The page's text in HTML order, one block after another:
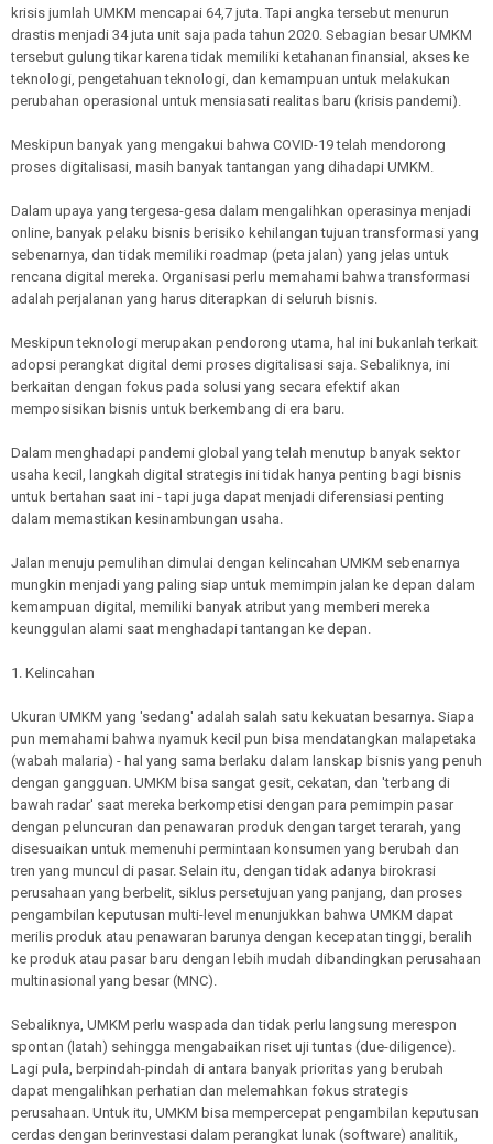
krisis jumlah UMKM mencapai 64,7 juta. Tapi angka tersebut menurun
drastis menjadi 34 juta unit saja pada tahun 2020. Sebagian besar UMKM
tersebut gulung tikar karena tidak memiliki ketahanan finansial, akses ke
teknologi, pengetahuan teknologi, dan kemampuan untuk melakukan
perubahan operasional untuk mensiasati realitas baru (krisis pandemi).
Meskipun banyak yang mengakui bahwa COVID-19 telah mendorong
proses digitalisasi, masih banyak tantangan yang dihadapi UMKM.
Dalam upaya yang tergesa-gesa dalam mengalihkan operasinya menjadi
online, banyak pelaku bisnis berisiko kehilangan tujuan transformasi yang
sebenarnya, dan tidak memiliki roadmap (peta jalan) yang jelas untuk
rencana digital mereka. Organisasi perlu memahami bahwa transformasi
adalah perjalanan yang harus diterapkan di seluruh bisnis.
Meskipun teknologi merupakan pendorong utama, hal ini bukanlah terkait
adopsi perangkat digital demi proses digitalisasi saja. Sebaliknya, ini
berkaitan dengan fokus pada solusi yang secara efektif akan
memposisikan bisnis untuk berkembang di era baru.
Dalam menghadapi pandemi global yang telah menutup banyak sektor
usaha kecil, langkah digital strategis ini tidak hanya penting bagi bisnis
untuk bertahan saat ini - tapi juga dapat menjadi diferensiasi penting
dalam memastikan kesinambungan usaha.
Jalan menuju pemulihan dimulai dengan kelincahan UMKM sebenarnya
mungkin menjadi yang paling siap untuk memimpin jalan ke depan dalam
kemampuan digital, memiliki banyak atribut yang memberi mereka
keunggulan alami saat menghadapi tantangan ke depan.
1. Kelincahan
Ukuran UMKM yang 'sedang' adalah salah satu kekuatan besarnya. Siapa
pun memahami bahwa nyamuk kecil pun bisa mendatangkan malapetaka
(wabah malaria) - hal yang sama berlaku dalam lanskap bisnis yang penuh
dengan gangguan. UMKM bisa sangat gesit, cekatan, dan 'terbang di
bawah radar' saat mereka berkompetisi dengan para pemimpin pasar
dengan peluncuran dan penawaran produk dengan target terarah, yang
disesuaikan untuk memenuhi permintaan konsumen yang berubah dan
tren yang muncul di pasar. Selain itu, dengan tidak adanya birokrasi
perusahaan yang berbelit, siklus persetujuan yang panjang, dan proses
pengambilan keputusan multi-level menunjukkan bahwa UMKM dapat
merilis produk atau penawaran barunya dengan kecepatan tinggi, beralih
ke produk atau pasar baru dengan lebih mudah dibandingkan perusahaan
multinasional yang besar (MNC).
Sebaliknya, UMKM perlu waspada dan tidak perlu langsung merespon
spontan (latah) sehingga mengabaikan riset uji tuntas (due-diligence).
Lagi pula, berpindah-pindah di antara banyak prioritas yang berubah
dapat mengalihkan perhatian dan melemahkan fokus strategis
perusahaan. Untuk itu, UMKM bisa mempercepat pengambilan keputusan
cerdas dengan berinvestasi dalam perangkat lunak (software) analitik,